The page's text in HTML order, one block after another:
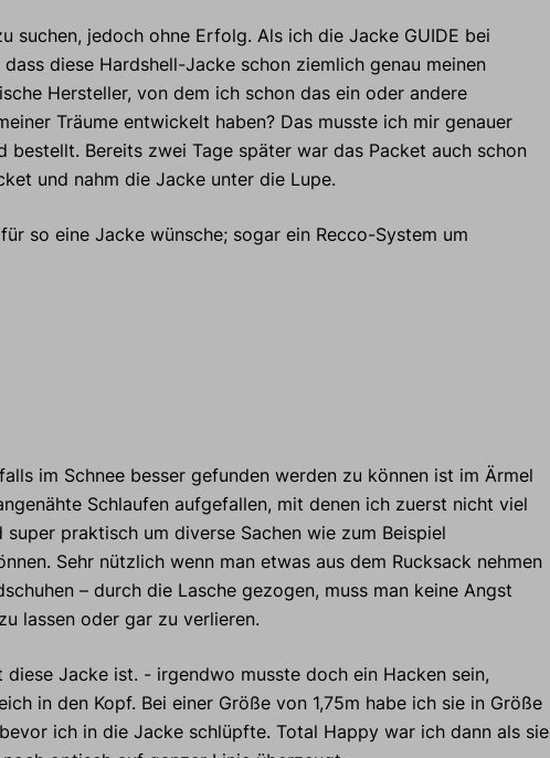
suchen, jedoch ohne Erfolg. Als ich die Jacke GUIDE bei
diese Hardshell-Jacke schon ziemlich genau meinen
Hersteller, von dem ich schon das ein oder andere
Träume entwickelt haben? Das musste ich mir genauer
bestellt. Bereits zwei Tage später war das Packet auch schon
und nahm die Jacke unter die Lupe.
so eine Jacke wünsche; sogar ein Recco-System um
im Schnee besser gefunden werden zu können ist im Ärmel
Schlaufen aufgefallen, mit denen ich zuerst nicht viel
praktisch um diverse Sachen wie zum Beispiel
Sehr nützlich wenn man etwas aus dem Rucksack nehmen
– durch die Lasche gezogen, muss man keine Angst
lassen oder gar zu verlieren.
Jacke ist. - irgendwo musste doch ein Hacken sein,
in den Kopf. Bei einer Größe von 1,75m habe ich sie in Größe
ich in die Jacke schlüpfte. Total Happy war ich dann als sie